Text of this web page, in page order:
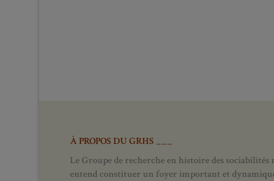
À PROPOS DU GRHS ___
Le Groupe de recherche en histoire des
entend constituer un foyer important et dynamique